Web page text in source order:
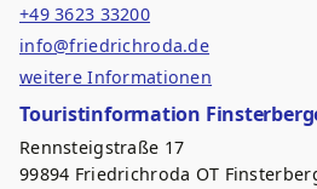
+49 3623 33200
info@friedrichroda.de
weitere Informationen
Touristinformation
Rennsteigstraße 17
99894 Friedrichroda OT